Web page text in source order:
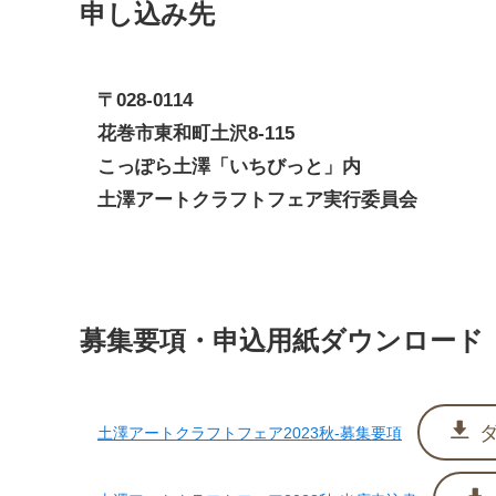
申し込み先
〒028-0114
花巻市東和町土沢8-115
こっぽら土澤「いちびっと」内
土澤アートクラフトフェア実行委員会
募集要項・申込用紙ダウンロード
土澤アートクラフトフェア2023秋-募集要項